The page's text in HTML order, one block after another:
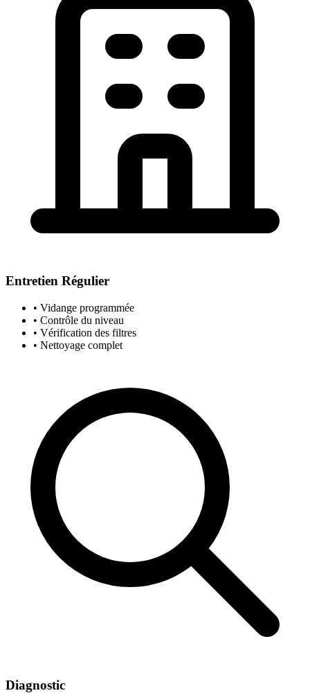
Entretien Régulier
• Vidange programmée
• Contrôle du niveau
• Vérification des filtres
• Nettoyage complet
Diagnostic